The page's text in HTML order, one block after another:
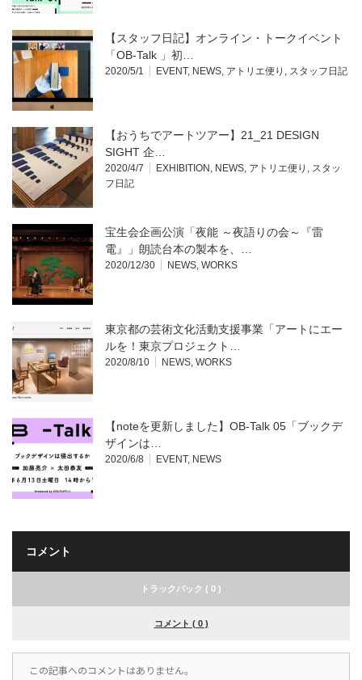
【スタッフ日記】オンライン・トークイベント
「OB-Talk 」初…
2020/5/1 EVENT, NEWS アトリエ便り スタッフ日記
【おうちでアートツアー】21_21 DESIGN
SIGHT 企…
2020/4/7 EXHIBITION NEWS アトリエ便り
スタッ
フ日記
宝生会企画公演「夜能 ～夜語りの会～『雷
電』」朗読台本の製本を、…
2020/12/30 NEWS WORKS
東京都の芸術文化活動支援事業「アートにエー
ルを！東京プロジェクト…
2020/8/10 NEWS WORKS
【noteを更新しました】OB-Talk 05「ブックデ
ザインは…
2020/6/8 EVENT, NEWS
コメント
トラックバック ( 0 )
コメント ( 0 )
この記事へのコメントはありません。